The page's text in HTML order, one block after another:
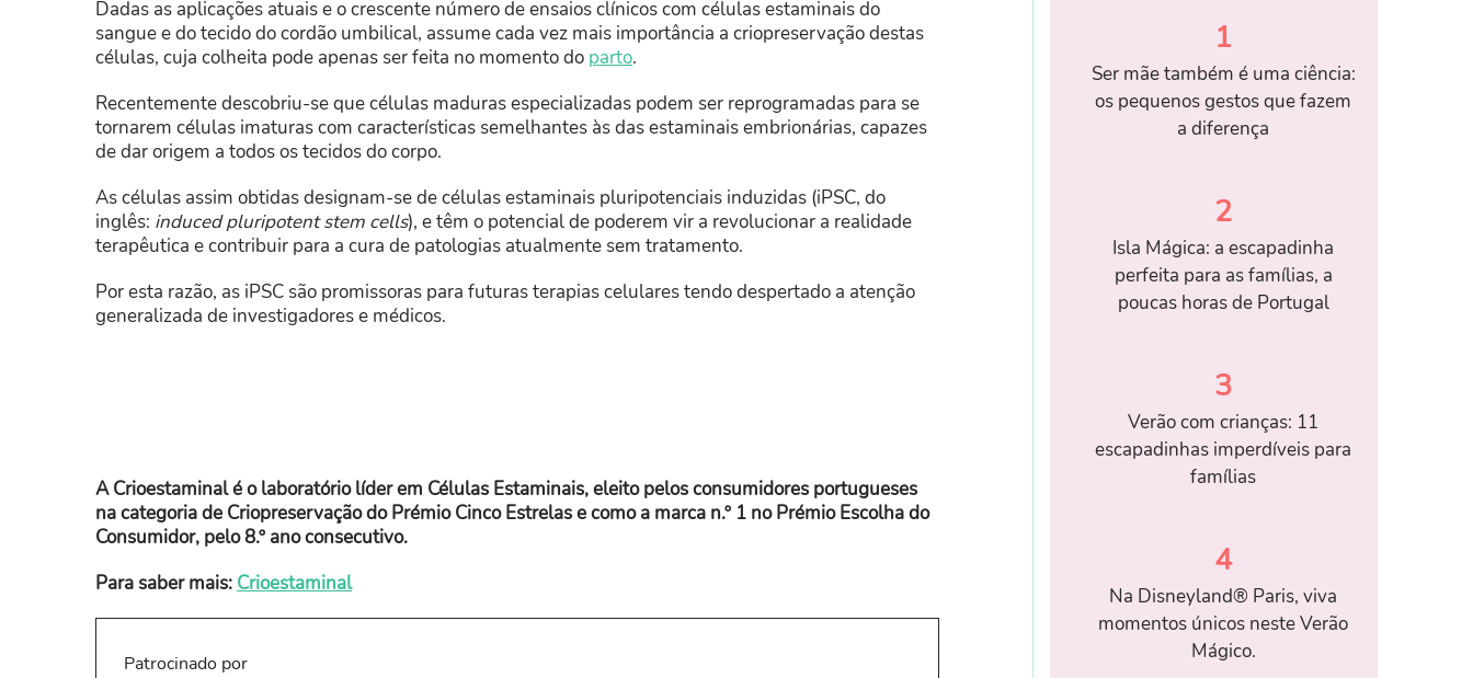
Dadas as aplicações atuais e o crescente número de ensaios clínicos com células estaminais do
sangue e do tecido do cordão umbilical, assume cada vez mais importância a criopreservação destas
células, cuja colheita pode apenas ser feita no momento do parto.
Recentemente descobriu-se que células maduras especializadas podem ser reprogramadas para se
tornarem células imaturas com características semelhantes às das estaminais embrionárias, capazes
de dar origem a todos os tecidos do corpo.
As células assim obtidas designam-se de células estaminais pluripotenciais induzidas (iPSC, do
inglês: induced pluripotent stem cells), e têm o potencial de poderem vir a revolucionar a realidade
terapêutica e contribuir para a cura de patologias atualmente sem tratamento.
Por esta razão, as iPSC são promissoras para futuras terapias celulares tendo despertado a atenção
generalizada de investigadores e médicos.
A Crioestaminal é o laboratório líder em Células Estaminais, eleito pelos consumidores portugueses
na categoria de Criopreservação do Prémio Cinco Estrelas e como a marca n.º 1 no Prémio Escolha do
Consumidor, pelo 8.º ano consecutivo.
Para saber mais: Crioestaminal
Patrocinado por
1
Ser mãe também é uma ciência:
os pequenos gestos que fazem
a diferença
2
Isla Mágica: a escapadinha
perfeita para as famílias, a
poucas horas de Portugal
3
Verão com crianças: 11
escapadinhas imperdíveis para
famílias
4
Na Disneyland® Paris, viva
momentos únicos neste Verão
Mágico.